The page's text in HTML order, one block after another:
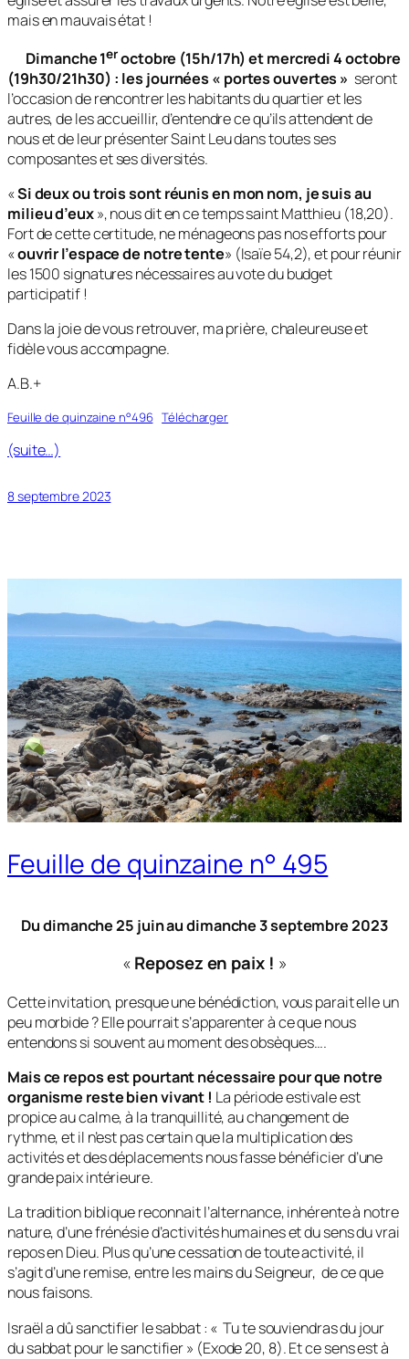
mais en mauvais état !
Dimanche 1eroctobre (15h/17h) et mercredi 4 octobre
(19h30/21h30) : les journées « portes ouvertes » seront
l’occasion de rencontrer les habitants du quartier et les
autres, de les accueillir, d’entendre ce qu’ils attendent de
nous et de leur présenter Saint Leu dans toutes ses
composantes et ses diversités.
«Si deux ou trois sont réunis en mon nom, je suis au
milieu d’eux», nous dit en ce temps saint Matthieu (18,20).
Fort de cette certitude, ne ménageons pas nos efforts pour
«ouvrir l’espace de notre tente» (Isaïe 54,2), et pour réunir
les 1500 signatures nécessaires au vote du budget
participatif !
Dans la joie de vous retrouver, ma prière, chaleureuse et
fidèle vous accompagne.
A.B.+
Feuille de quinzaine n°496 Télécharger
(suite…)
8 septembre 2023
Feuille de quinzaine n° 495
Du dimanche 25 juin au dimanche 3 septembre 2023
«Reposez en paix ! »
Cette invitation, presque une bénédiction, vous parait elle un
peu morbide ? Elle pourrait s’apparenter à ce que nous
entendons si souvent au moment des obsèques….
Mais ce repos est pourtant nécessaire pour que notre
organisme reste bien vivant ! La période estivale est
propice au calme, à la tranquillité, au changement de
rythme, et il n’est pas certain que la multiplication des
activités et des déplacements nous fasse bénéficier d’une
grande paix intérieure.
La tradition biblique reconnait l’alternance, inhérente à notre
nature, d’une frénésie d’activités humaines et du sens du vrai
repos en Dieu. Plus qu’une cessation de toute activité, il
s’agit d’une remise, entre les mains du Seigneur, de ce que
nous faisons.
Israël a dû sanctifier le sabbat : «Tu te souviendras du jour
du sabbat pour le sanctifier» (Exode 20, 8). Et ce sens est à